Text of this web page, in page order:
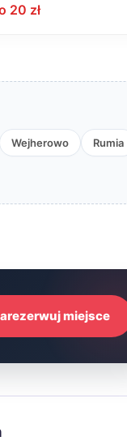
20 zł
Wejherowo Rumia
miejsce